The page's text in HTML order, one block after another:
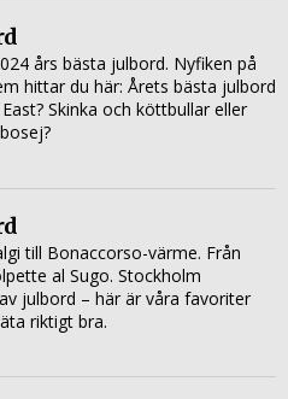
års bästa julbord. Nyfiken på
hittar du här: Årets bästa julbord
Skinka och köttbullar eller
till Bonaccorso-värme. Från
al Sugo. Stockholm
julbord – här är våra favoriter
riktigt bra.